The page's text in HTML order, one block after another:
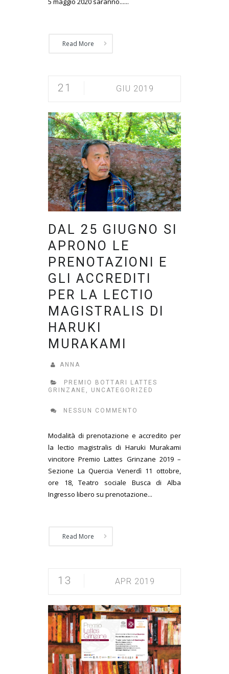
Read More
21 GIU 2019
DAL 25 GIUGNO SI
APRONO LE
PRENOTAZIONI E
GLI ACCREDITI
PER LA LECTIO
MAGISTRALIS DI
HARUKI
MURAKAMI
ANNA
PREMIO BOTTARI LATTES
GRINZANE , UNCATEGORIZED
NESSUN COMMENTO
Modalità di prenotazione e accredito per
la lectio magistralis di Haruki Murakami
vincitore Premio Lattes Grinzane 2019 –
Sezione La Quercia Venerdì 11 ottobre,
ore 18, Teatro sociale Busca di Alba
Ingresso libero su prenotazione...
Read More
13 APR 2019